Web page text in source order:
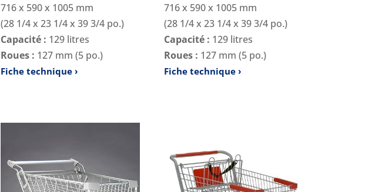
716 x 590 x 1005 mm
(28 1/4 x 23 1/4 x 39 3/4 po.)
Capacité : 129 litres
Roues : 127 mm (5 po.)
Fiche technique
716 x 590 x 1005 mm
(28 1/4 x 23 1/4 x 39 3/4 po.)
Capacité : 129 litres
Roues : 127 mm (5 po.)
Fiche technique